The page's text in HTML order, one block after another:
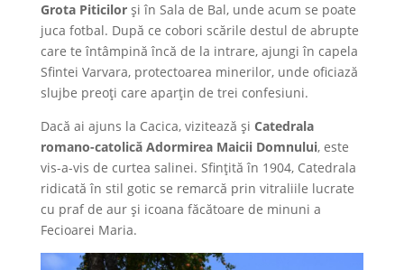
Grota Piticilorşi în Sala de Bal, unde acum se poate
juca fotbal. După ce cobori scările destul de abrupte
care te întâmpină încă de la intrare, ajungi în capela
Sfintei Varvara, protectoarea minerilor, unde oficiază
slujbe preoţi care aparțin de trei confesiuni.
Dacă ai ajuns la Cacica, vizitează şi Catedrala
romano-catolică Adormirea Maicii Domnului, este
vis-a-vis de curtea salinei. Sfinţită în 1904, Catedrala
ridicată în stil gotic se remarcă prin vitraliile lucrate
cu praf de aur şi icoana făcătoare de minuni a
Fecioarei Maria.